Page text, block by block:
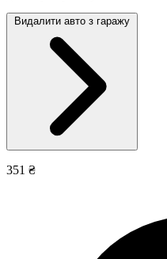
Видалити авто з гаражу
351 ₴